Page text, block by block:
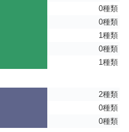
0種類
0種類
1種類
0種類
1種類
2種類
0種類
0種類